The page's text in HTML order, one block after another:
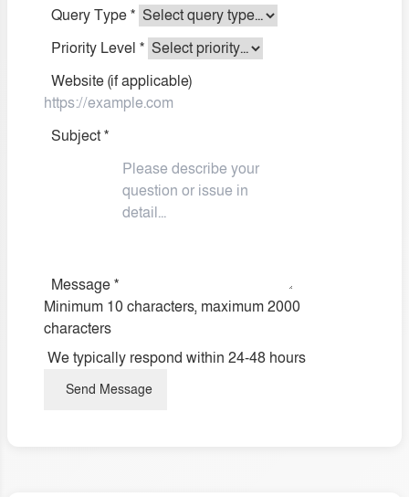
Query Type*
Priority Level *
Website (if applicable)
Subject*
Message*
Minimum 10 characters, maximum 2000
characters
We typically respond within 24-48 hours
Send Message